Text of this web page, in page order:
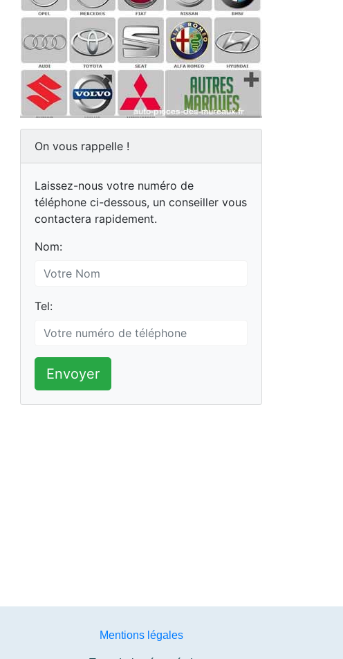
On vous rappelle !
Laissez-nous votre numéro de
téléphone ci-dessous, un conseiller vous
contactera rapidement.
Nom:
Tel:
Envoyer
Mentions légales